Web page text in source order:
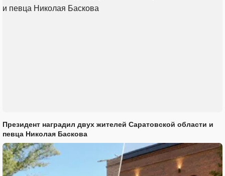
Президент наградил двух жителей Саратовской области и
певца Николая Баскова